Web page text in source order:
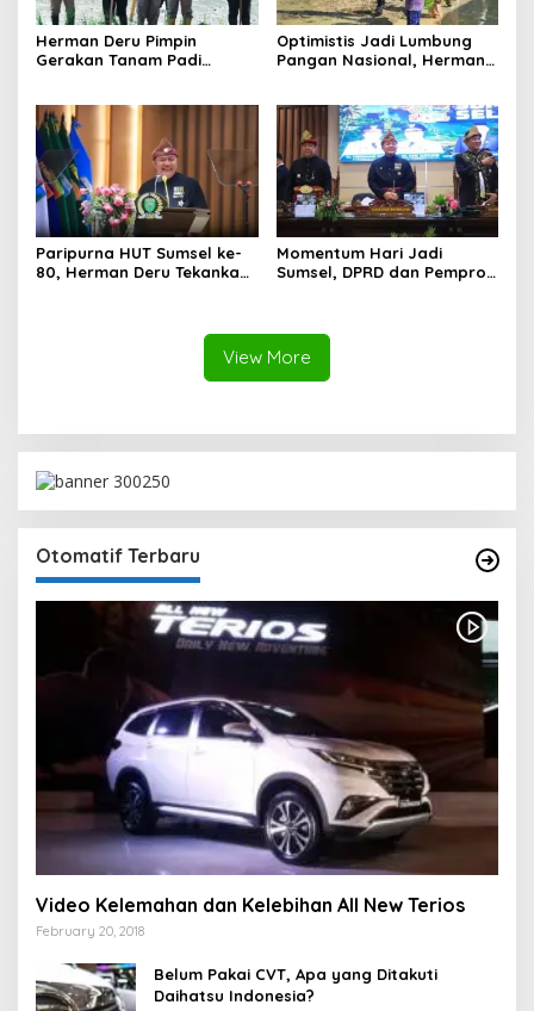
Herman Deru Pimpin
Gerakan Tanam Padi
Juta Ton
Optimistis Jadi Lumbung
Pangan Nasional, Herman
Juta Ton
Paripurna HUT Sumsel ke-
80, Herman Deru Tekankan
Momentum Hari Jadi
Sumsel, DPRD dan Pemprov
View More
Otomatif Terbaru
Video Kelemahan dan Kelebihan All New Terios
February 20, 2018
Belum Pakai CVT, Apa yang Ditakuti
Daihatsu Indonesia?